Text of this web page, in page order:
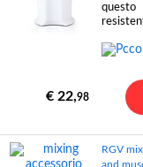
€ 22,98
RGV
and